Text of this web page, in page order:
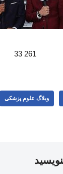
261 33
وبلاگ علوم پزشکی